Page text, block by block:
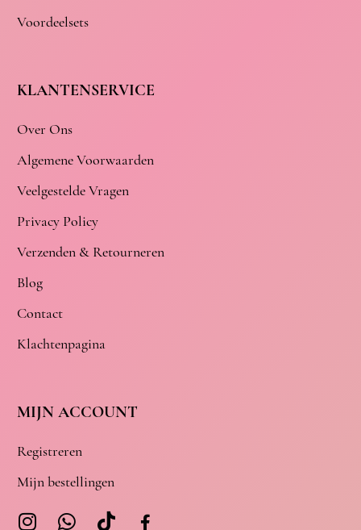
Voordeelsets
KLANTENSERVICE
Over Ons
Algemene Voorwaarden
Veelgestelde Vragen
Privacy Policy
Verzenden & Retourneren
Blog
Contact
Klachtenpagina
MIJN ACCOUNT
Registreren
Mijn bestellingen